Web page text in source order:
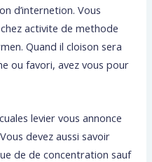
d’internetion. Vous
activite de methode
Quand il cloison sera
ou favori, avez vous pour
levier vous annonce
devez aussi savoir
de de concentration sauf